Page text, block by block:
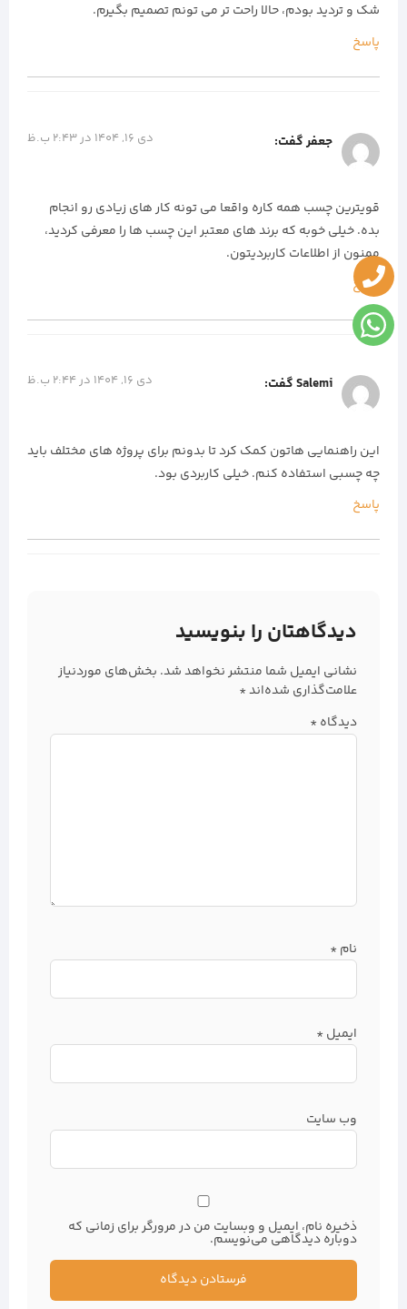
شک و تردید بودم، حالا راحت‌ تر می‌ تونم تصمیم بگیرم.
پاسخ
جعفرگفت: دی 16, 1404 در 2:43 ب.ظ
قویترین چسب همه کاره واقعا می‌ تونه کار های زیادی رو انجام
بده. خیلی خوبه که برند های معتبر این چسب‌ ها را معرفی کردید،
ممنون از اطلاعات کاربردیتون.
پاسخ
Salemiگفت: دی 16, 1404 در 2:44 ب.ظ
این راهنمایی‌ هاتون کمک کرد تا بدونم برای پروژه‌ های مختلف باید
چه چسبی استفاده کنم. خیلی کاربردی بود.
پاسخ
دیدگاهتان را بنویسید
نشانی ایمیل شما منتشر نخواهد شد. بخش‌های موردنیاز
علامت‌گذاری شده‌اند*
دیدگاه *
نام *
ایمیل *
وب‌ سایت
ذخیره نام، ایمیل و وبسایت من در مرورگر برای زمانی که
دوباره دیدگاهی می‌نویسم.